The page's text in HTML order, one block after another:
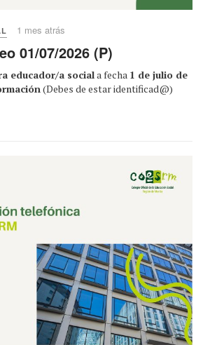
1 mes atrás
01/07/2026 (P)
educador/a sociala fecha 1 de julio de
(Debes de estar identificad@)